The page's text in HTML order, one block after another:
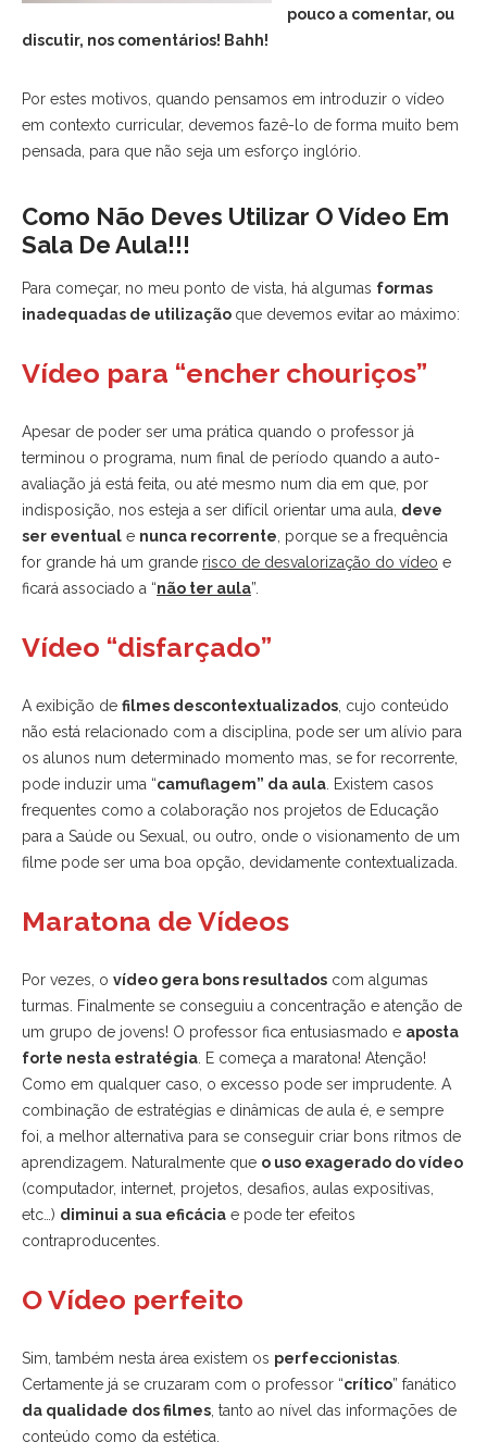
pouco a comentar, ou
discutir, nos comentários! Bahh!
Por estes motivos, quando pensamos em introduzir o vídeo
em contexto curricular, devemos fazê-lo de forma muito bem
pensada, para que não seja um esforço inglório.
Como Não Deves Utilizar O Vídeo Em
Sala De Aula!!!
Para começar, no meu ponto de vista, há algumas formas
inadequadas de utilização que devemos evitar ao máximo:
Vídeo para “encher chouriços”
Apesar de poder ser uma prática quando o professor já
terminou o programa, num final de período quando a auto-
avaliação já está feita, ou até mesmo num dia em que, por
indisposição, nos esteja a ser difícil orientar uma aula, deve
ser eventual e nunca recorrente , porque se a frequência
for grande há um grande risco de desvalorização do vídeo e
ficará associado a “não ter aula”.
Vídeo “disfarçado”
A exibição de filmes descontextualizados , cujo conteúdo
não está relacionado com a disciplina, pode ser um alívio para
os alunos num determinado momento mas, se for recorrente,
pode induzir uma “camuflagem” da aula . Existem casos
frequentes como a colaboração nos projetos de Educação
para a Saúde ou Sexual, ou outro, onde o visionamento de um
filme pode ser uma boa opção, devidamente contextualizada.
Maratona de Vídeos
Por vezes, o vídeo gera bons resultados com algumas
turmas. Finalmente se conseguiu a concentração e atenção de
um grupo de jovens! O professor fica entusiasmado e aposta
forte nesta estratégia . E começa a maratona! Atenção!
Como em qualquer caso, o excesso pode ser imprudente. A
combinação de estratégias e dinâmicas de aula é, e sempre
foi, a melhor alternativa para se conseguir criar bons ritmos de
aprendizagem. Naturalmente que o uso exagerado do vídeo
(computador, internet, projetos, desafios, aulas expositivas,
etc…) diminui a sua eficácia e pode ter efeitos
contraproducentes.
O Vídeo perfeito
Sim, também nesta área existem os perfeccionistas
Certamente já se cruzaram com o professor “crítico” fanático
da qualidade dos filmes , tanto ao nível das informações de
conteúdo como da estética.